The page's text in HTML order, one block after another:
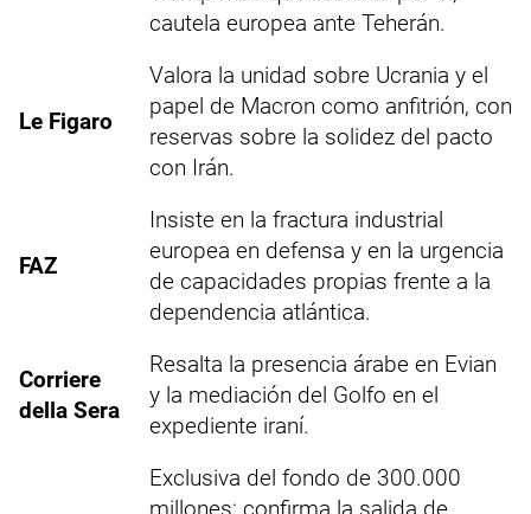
cautela europea ante Teherán.
Le Figaro
Valora la unidad sobre Ucrania y el
papel de Macron como anfitrión, con
reservas sobre la solidez del pacto
con Irán.
FAZ
Insiste en la fractura industrial
europea en defensa y en la urgencia
de capacidades propias frente a la
dependencia atlántica.
Corriere
della Sera
Resalta la presencia árabe en Evian
y la mediación del Golfo en el
expediente iraní.
Exclusiva del fondo de 300.000
millones; confirma la salida de